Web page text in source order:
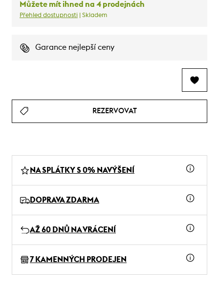
Můžete mít ihned na 4 prodejnách
Přehled dostupnosti | Skladem
Garance nejlepší ceny
REZERVOVAT
NA SPLÁTKY S 0% NAVÝŠENÍ
DOPRAVA ZDARMA
AŽ 60 DNŮ NA VRÁCENÍ
7 KAMENNÝCH PRODEJEN